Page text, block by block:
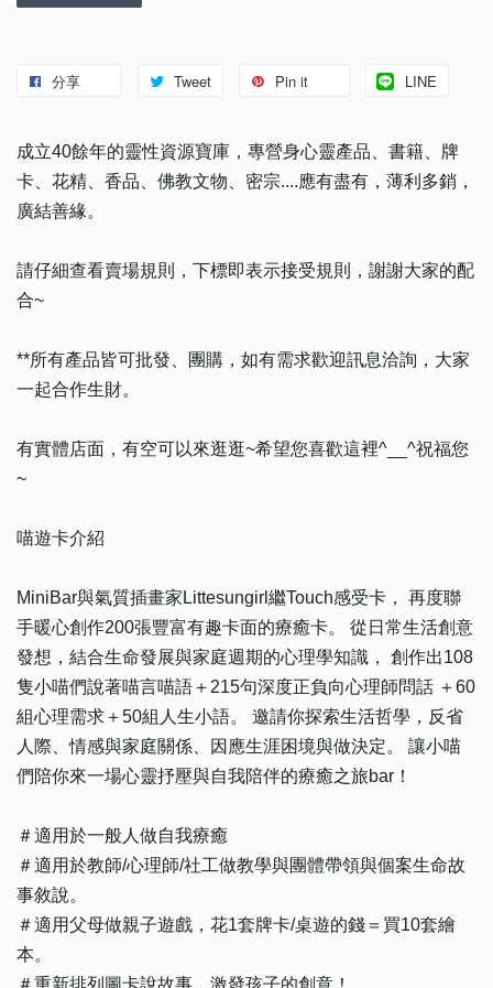
分享 Tweet Pin it LINE
成立40餘年的靈性資源寶庫，專營身心靈產品、書籍、牌
卡、花精、香品、佛教文物、密宗....應有盡有，薄利多銷，
廣結善緣。
請仔細查看賣場規則，下標即表示接受規則，謝謝大家的配
合~
**所有產品皆可批發、團購，如有需求歡迎訊息洽詢，大家
一起合作生財。
有實體店面，有空可以來逛逛~希望您喜歡這裡^__^祝福您
~
喵遊卡介紹
MiniBar與氣質插畫家Littesungirl繼Touch感受卡， 再度聯
手暖心創作200張豐富有趣卡面的療癒卡。 從日常生活創意
發想，結合生命發展與家庭週期的心理學知識， 創作出108
隻小喵們說著喵言喵語＋215句深度正負向心理師問話 ＋60
組心理需求＋50組人生小語。 邀請你探索生活哲學，反省
人際、情感與家庭關係、因應生涯困境與做決定。 讓小喵
們陪你來一場心靈抒壓與自我陪伴的療癒之旅bar！
＃適用於一般人做自我療癒
＃適用於教師/心理師/社工做教學與團體帶領與個案生命故
事敘說。
＃適用父母做親子遊戲，花1套牌卡/桌遊的錢＝買10套繪
本。
＃重新排列圖卡說故事，激發孩子的創意！